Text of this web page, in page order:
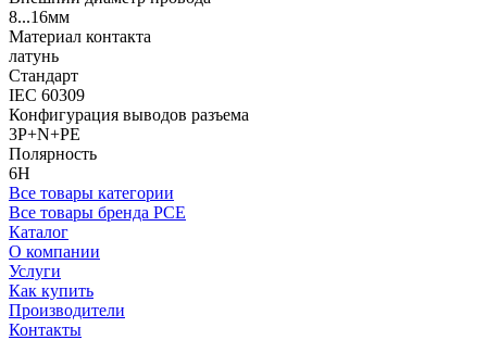
8...16мм
Материал контакта
латунь
Стандарт
IEC 60309
Конфигурация выводов разъема
3P+N+PE
Полярность
6H
Все товары категории
Все товары бренда PCE
Каталог
О компании
Услуги
Как купить
Производители
Контакты